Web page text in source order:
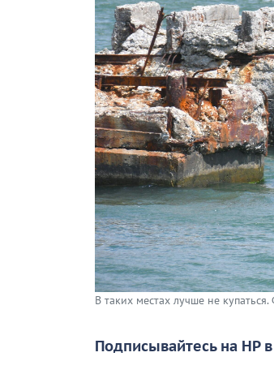
В таких местах лучше не
Подписывайтесь на НР в